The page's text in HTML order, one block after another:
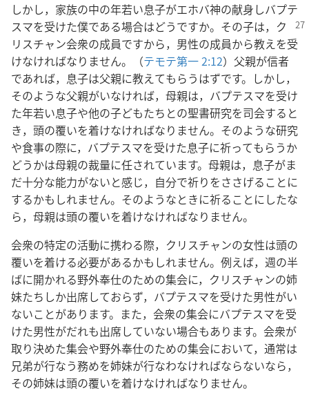
しかし，家族の中の年若い息子がエホバ神の献身しバプテ
スマを受けた僕である場合はどうですか。その子は，ク
リスチャン会衆の成員ですから，男性の成員から教えを受
けなければなりません。（テモテ第一 2:12）父親が信者
であれば，息子は父親に教えてもらうはずです。しかし，
そのような父親がいなければ，母親は，バプテスマを受け
た年若い息子や他の子どもたちとの聖書研究を司会すると
き，頭の覆いを着けなければなりません。そのような研究
や食事の際に，バプテスマを受けた息子に祈ってもらうか
どうかは母親の裁量に任されています。母親は，息子がま
だ十分な能力がないと感じ，自分で祈りをささげることに
するかもしれません。そのようなときに祈ることにしたな
ら，母親は頭の覆いを着けなければなりません。
会衆の特定の活動に携わる際，クリスチャンの女性は頭の
覆いを着ける必要があるかもしれません。例えば，週の半
ばに開かれる野外奉仕のための集会に，クリスチャンの姉
妹たちしか出席しておらず，バプテスマを受けた男性がい
ないことがあります。また，会衆の集会にバプテスマを受
けた男性がだれも出席していない場合もあります。会衆が
取り決めた集会や野外奉仕のための集会において，通常は
兄弟が行なう務めを姉妹が行なわなければならないなら，
その姉妹は頭の覆いを着けなければなりません。